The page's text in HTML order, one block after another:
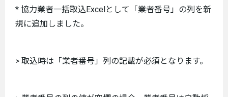
* 協力業者一括取込Excelとして「業者番号」の列を新
規に追加しました。
> 取込時は「業者番号」列の記載が必須となります。